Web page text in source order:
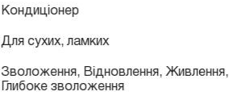
Кондиціонер
Для сухих, ламких
Зволоження, Відновлення, Живлення,
Глибоке зволоження